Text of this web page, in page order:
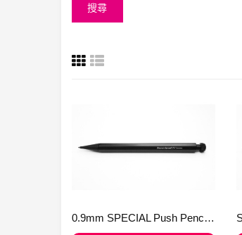
0.9mm SPECIAL Push Pencil 鉛芯筆 Black, no eraser 10000183 只有少量貨存